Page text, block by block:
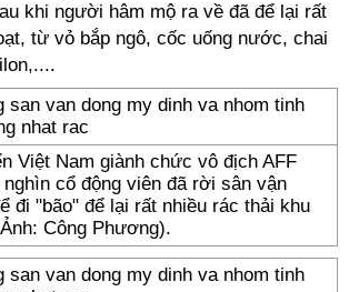
khi người hâm mộ ra về đã để lại rất
từ vỏ bắp ngô, cốc uống nước, chai
Việt Nam giành chức vô địch AFF
nghìn cổ động viên đã rời sân vận
đi "bão" để lại rất nhiều rác thải khu
Công Phương).